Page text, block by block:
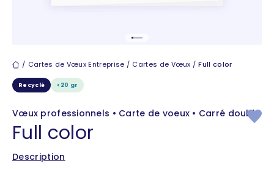
Cartes de vœux
Cartes de Vœux Entreprise Cartes de Vœux Full color
Recyclé <20 gr
Vœux professionnels • Carte de voeux • Carré double
Full color
Description